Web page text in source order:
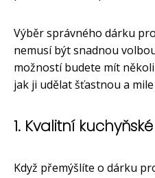
Výběr správného dárku
nemusí být snadnou
možností budete mít
jak ji udělat šťastnou a
1. Kvalitní
Když přemýšlíte o dárku